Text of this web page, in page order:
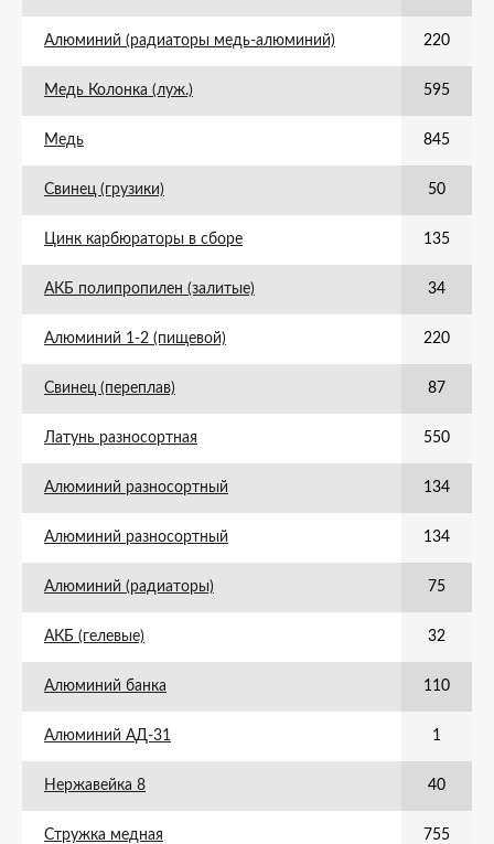
Алюминий (радиаторы медь-алюминий) 220
Медь Колонка (луж.) 595
Медь 845
Свинец (грузики) 50
Цинк карбюраторы в сборе 135
АКБ полипропилен (залитые) 34
Алюминий 1-2 (пищевой) 220
Свинец (переплав) 87
Латунь разносортная 550
Алюминий разносортный 134
Алюминий разносортный 134
Алюминий (радиаторы) 75
АКБ (гелевые) 32
Алюминий банка 110
Алюминий АД-31 1
Нержавейка 8 40
Стружка медная 755